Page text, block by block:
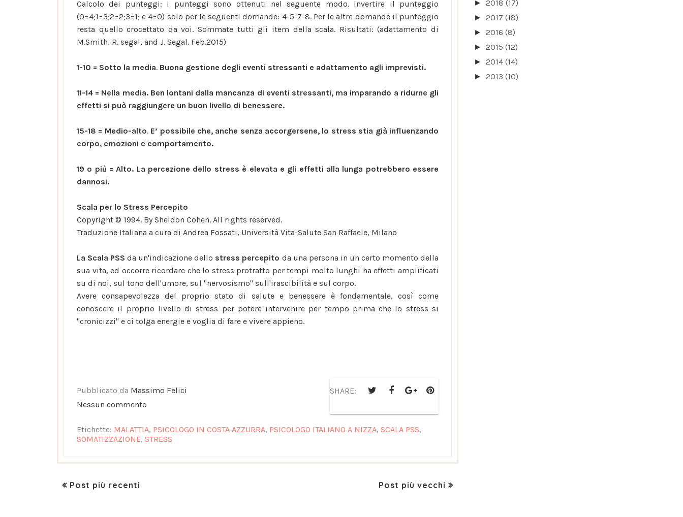
Calcolo dei punteggi: i punteggi sono ottenuti nel seguente modo. Invertire il punteggio
(0=4;1=3;2=2;3=1; e 4=0) solo per le seguenti domande: 4-5-7-8. Per le altre domande il punteggio
resta quello crocettato da voi. Sommate tutti gli item della scala. Risultati: (adattamento di
M.Smith, R. segal, and J. Segal. Feb.2015)
1-10 = Sotto la media. Buona gestione degli eventi stressanti e adattamento agli imprevisti.
11-14 = Nella media. Ben lontani dalla mancanza di eventi stressanti, ma imparando a ridurne gli
effetti si può raggiungere un buon livello di benessere.
15-18 = Medio-alto. E’ possibile che, anche senza accorgersene, lo stress stia già influenzando
corpo, emozioni e comportamento.
19 o più = Alto. La percezione dello stress è elevata e gli effetti alla lunga potrebbero essere
dannosi.
Scala per lo Stress Percepito
Copyright © 1994. By Sheldon Cohen. All rights reserved.
Traduzione Italiana a cura di Andrea Fossati, Università Vita-Salute San Raffaele, Milano
La Scala PSS da un'indicazione dello stress percepito da una persona in un certo momento della
sua vita, ed occorre ricordare che lo stress protratto per tempi molto lunghi ha effetti amplificati
su di noi, sul tono dell'umore, sul "nervosismo" sull'irascibilità e sul corpo.
Avere consapevolezza del proprio stato di salute e benessere è fondamentale, così come
conoscere il proprio livello di stress per potere intervenire per tempo prima che lo stress si
"cronicizzi" e ci tolga energie e voglia di fare e vivere appieno.
Pubblicato da Massimo Felici
Nessun commento
SHARE:
Etichette: MALATTIA, PSICOLOGO IN COSTA AZZURRA, PSICOLOGO ITALIANO A NIZZA, SCALA PSS,
SOMATIZZAZIONE, STRESS
Post più recenti Post più vecchi
► 2018 (17)
► 2017 (18)
► 2016 (8)
► 2015 (12)
► 2014 (14)
► 2013 (10)